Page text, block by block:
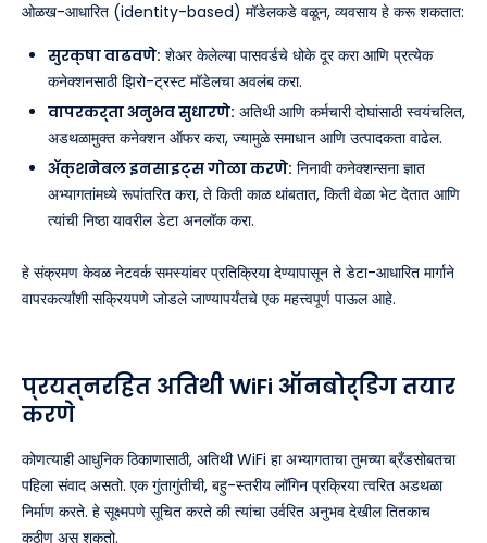
ओळख-आधारित (identity-based) मॉडेलकडे वळून, व्यवसाय हे करू शकतात:
सुरक्षा वाढवणे: शेअर केलेल्या पासवर्डचे धोके दूर करा आणि प्रत्येक
कनेक्शनसाठी झिरो-ट्रस्ट मॉडेलचा अवलंब करा.
वापरकर्ता अनुभव सुधारणे: अतिथी आणि कर्मचारी दोघांसाठी स्वयंचलित,
अडथळामुक्त कनेक्शन ऑफर करा, ज्यामुळे समाधान आणि उत्पादकता वाढेल.
ॲक्शनेबल इनसाइट्स गोळा करणे: निनावी कनेक्शन्सना ज्ञात
अभ्यागतांमध्ये रूपांतरित करा, ते किती काळ थांबतात, किती वेळा भेट देतात आणि
त्यांची निष्ठा यावरील डेटा अनलॉक करा.
हे संक्रमण केवळ नेटवर्क समस्यांवर प्रतिक्रिया देण्यापासून ते डेटा-आधारित मार्गाने
वापरकर्त्यांशी सक्रियपणे जोडले जाण्यापर्यंतचे एक महत्त्वपूर्ण पाऊल आहे.
प्रयत्नरहित अतिथी WiFi ऑनबोर्डिंग तयार
करणे
कोणत्याही आधुनिक ठिकाणासाठी, अतिथी WiFi हा अभ्यागताचा तुमच्या ब्रँडसोबतचा
पहिला संवाद असतो. एक गुंतागुंतीची, बहु-स्तरीय लॉगिन प्रक्रिया त्वरित अडथळा
निर्माण करते. हे सूक्ष्मपणे सूचित करते की त्यांचा उर्वरित अनुभव देखील तितकाच
कठीण असू शकतो.